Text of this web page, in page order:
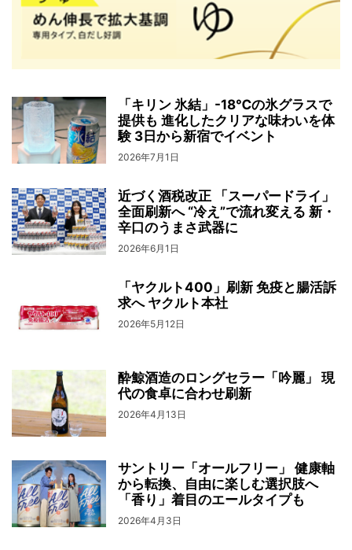
「キリン 氷結」-18℃の氷グラスで
提供も 進化したクリアな味わいを体
験 3日から新宿でイベント
2026年7月1日
近づく酒税改正 「スーパードライ」
全面刷新へ “冷え”で流れ変える 新・
辛口のうまさ武器に
2026年6月1日
「ヤクルト400」刷新 免疫と腸活訴
求へ ヤクルト本社
2026年5月12日
酔鯨酒造のロングセラー「吟麗」 現
代の食卓に合わせ刷新
2026年4月13日
サントリー「オールフリー」 健康軸
から転換、自由に楽しむ選択肢へ
「香り」着目のエールタイプも
2026年4月3日